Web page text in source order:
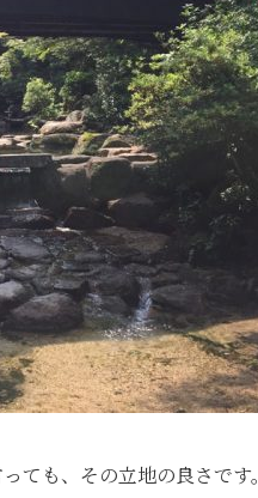
ても、その立地の良さです。